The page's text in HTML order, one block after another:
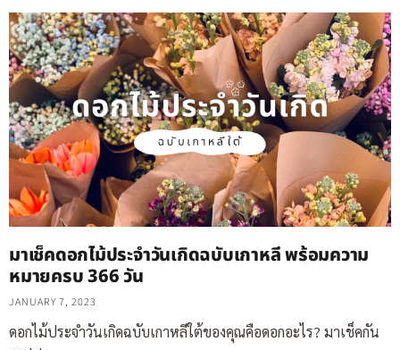
มาเช็คดอกไม้ประจำวันเกิดฉบับเกาหลี พร้อมความ
หมายครบ 366 วัน
JANUARY 7, 2023
ดอกไม้ประจำวันเกิดฉบับเกาหลีใต้ของคุณคือดอกอะไร? มาเช็คกัน